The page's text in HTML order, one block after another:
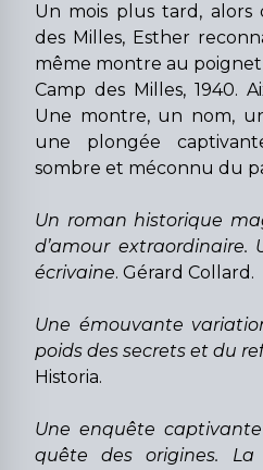
Un mois plus tard, alors
des Milles, Esther
même montre au
Camp des Milles, 1940.
Une montre, un nom,
une plongée
sombre et méconnu du
Un roman historique
d’amour extraordinaire.
écrivaine. Gérard Collard.
Une émouvante
poids des secrets et du
Historia.
Une enquête
quête des origines.